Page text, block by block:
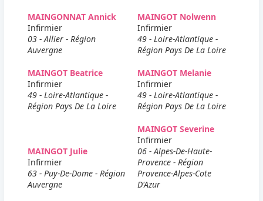
MAINGONNAT Annick
Infirmier
03 - Allier - Région
Auvergne
MAINGOT Nolwenn
Infirmier
49 - Loire-Atlantique -
Région Pays De La Loire
MAINGOT Beatrice
Infirmier
49 - Loire-Atlantique -
Région Pays De La Loire
MAINGOT Melanie
Infirmier
49 - Loire-Atlantique -
Région Pays De La Loire
MAINGOT Julie
Infirmier
63 - Puy-De-Dome - Région
Auvergne
MAINGOT Severine
Infirmier
06 - Alpes-De-Haute-
Provence - Région
Provence-Alpes-Cote
D'Azur